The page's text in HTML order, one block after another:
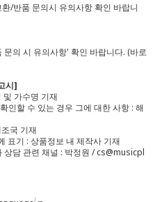
/반품 문의시 유의사항 확인 바랍니
의 시 유의사항' 확인 바랍니다. (바로
시]
및 가수명 기재
인할 수 있는 경우 그에 대한 사항 : 해
국 기재
표기 : 상품정보 내 제작사 기재
상담 관련 채널 : 박정원 / cs@musicpl